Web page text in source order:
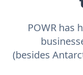
POWR has
(besides